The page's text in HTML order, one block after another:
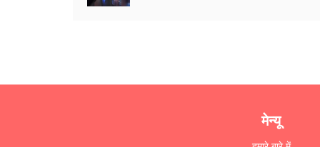
मेन्यू